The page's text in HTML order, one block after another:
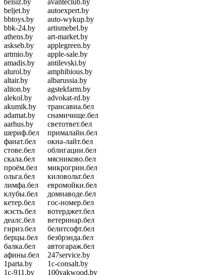
beljet.by
bbtoys.by
bbk-24.by
athens.by
askseb.by
artmio.by
amadis.by
alurol.by
altair.by
aliton.by
alekol.by
akumik.by
adamat.by
aarhus.by
шериф.бел
фанат.бел
стове.бел
скала.бел
проём.бел
ольга.бел
лимфа.бел
клубы.бел
кетер.бел
жэсть.бел
деалс.бел
гириз.бел
берцы.бел
балка.бел
афины.бел
1parta.by
1c-911.by
autoexpert.by
auto-wykup.by
artismebel.by
art-market.by
applegreen.by
apple-sale.by
antilevski.by
amphibious.by
albarussia.by
agstekfarm.by
advokat-rd.by
трансавиа.бел
снамичище.бел
светответ.бел
прималайн.бел
окна-лайт.бел
облигации.бел
мясниково.бел
микрогрин.бел
киловольт.бел
евромойки.бел
домнаводе.бел
гос-номер.бел
вотерджет.бел
ветеринар.бел
белитсофт.бел
безбрэнда.бел
автогараж.бел
247service.by
1c-consalt.by
100yakwood.by